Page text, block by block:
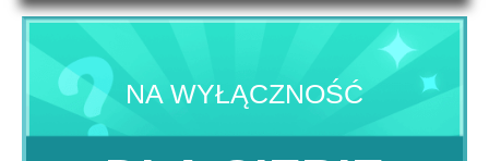
NA WYŁĄCZNOŚĆ